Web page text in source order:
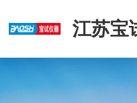
江苏宝